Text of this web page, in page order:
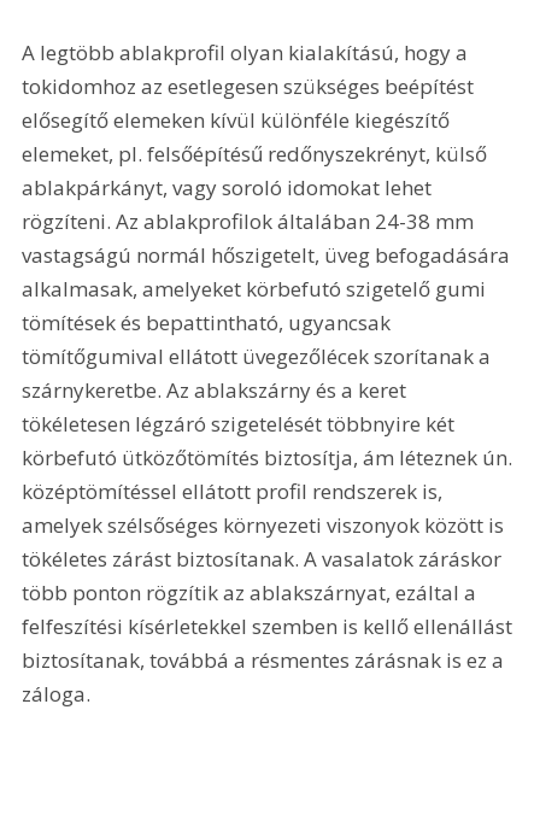
A legtöbb ablakprofil olyan kialakítású, hogy a
tokidomhoz az esetlegesen szükséges beépítést
elősegítő elemeken kívül különféle kiegészítő
elemeket, pl. felsőépítésű redőnyszekrényt, külső
ablakpárkányt, vagy soroló idomokat lehet
rögzíteni. Az ablakprofilok általában 24-38 mm
vastagságú normál hőszigetelt, üveg befogadására
alkalmasak, amelyeket körbefutó szigetelő gumi
tömítések és bepattintható, ugyancsak
tömítőgumival ellátott üvegezőlécek szorítanak a
szárnykeretbe. Az ablakszárny és a keret
tökéletesen légzáró szigetelését többnyire két
körbefutó ütközőtömítés biztosítja, ám léteznek ún.
középtömítéssel ellátott profil rendszerek is,
amelyek szélsőséges környezeti viszonyok között is
tökéletes zárást biztosítanak. A vasalatok záráskor
több ponton rögzítik az ablakszárnyat, ezáltal a
felfeszítési kísérletekkel szemben is kellő ellenállást
biztosítanak, továbbá a résmentes zárásnak is ez a
záloga.